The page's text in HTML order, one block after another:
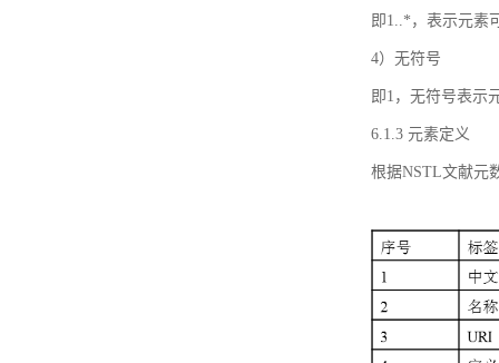
即1..*，表示元素
4）无符号
即1，无符号表示
6.1.3 元素定义
根据NSTL文献元